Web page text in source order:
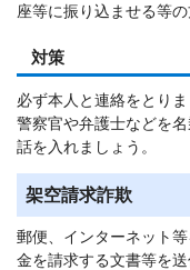
座等に振り込ませる等
対策
必ず本人と連絡をとりま
警察官や弁護士などを
話を入れましょう。
架空請求詐欺
郵便、インターネット
金を請求する文書等を